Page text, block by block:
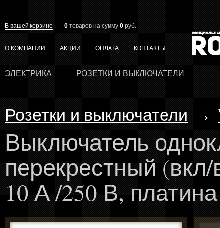
В вашей корзине — 0 товаров на сумму 0 руб.
О КОМПАНИИ АКЦИИ ОПЛАТА КОНТАКТЫ
ЭЛЕКТРИКА РОЗЕТКИ И ВЫКЛЮЧАТЕЛИ
Розетки и выключатели →
Выключатель
перекрестный
10 А /250 В, платина